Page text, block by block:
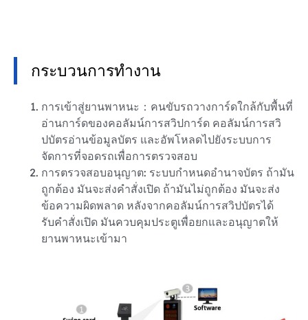
กระบวนการทำงาน
การเข้าสู่ยานพาหนะ：คนขับรถวางการ์ดใกล้กับพื้นที่
อ่านการ์ดของคอลัมน์การสวิปการ์ด คอลัมน์การสวิ
ปบัตรอ่านข้อมูลบัตร และอัพโหลดไปยังระบบการ
จัดการที่จอดรถเพื่อการตรวจสอบ
การตรวจสอบอนุญาต: ระบบกําหนดอำนาจบัตร ถ้ามัน
ถูกต้อง มันจะส่งคำสั่งเปิด ถ้ามันไม่ถูกต้อง มันจะส่ง
ข้อความผิดพลาด หลังจากคอลัมน์การสวิปบัตรได้
รับคำสั่งเปิด มันควบคุมประตูเพื่อยกและอนุญาตให้
ยานพาหนะเข้ามา